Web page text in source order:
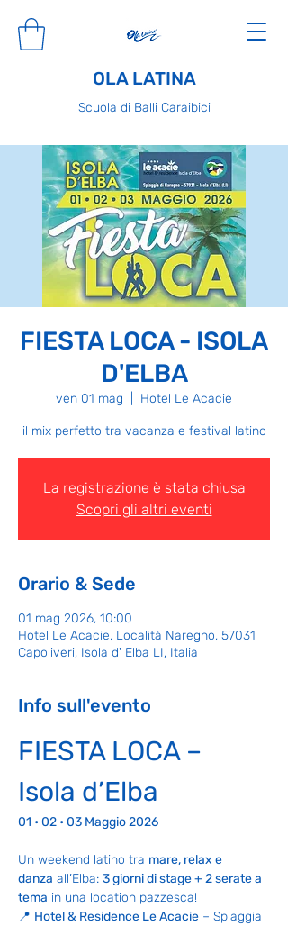
OLA LATINA
Scuola di Balli Caraibici
FIESTA LOCA - ISOLA
D'ELBA
ven 01 mag Hotel Le Acacie
il mix perfetto tra vacanza e festival latino
La registrazione è stata chiusa
Scopri gli altri eventi
Orario & Sede
01 mag 2026, 10:00
Hotel Le Acacie, Località Naregno, 57031
Capoliveri, Isola d' Elba LI, Italia
Info sull'evento
FIESTA LOCA –
Isola d’Elba
01 • 02 • 03 Maggio 2026
Un weekend latino tra mare, relax e
danza all’Elba: 3 giorni di stage + 2 serate a
tema in una location pazzesca!
📍 Hotel & Residence Le Acacie – Spiaggia